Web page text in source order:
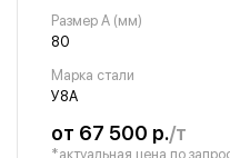
Размер A (мм)
80
Марка стали
У8А
от 67 500 р./т
*актуальная цена по